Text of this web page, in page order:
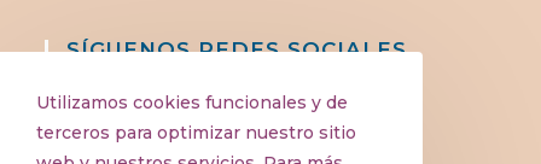
SÍGUENOS REDES SOCIALES
Utilizamos cookies funcionales y de
terceros para optimizar nuestro sitio